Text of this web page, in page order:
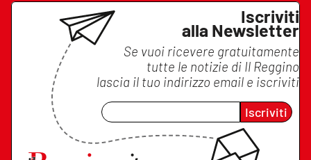
Iscriviti
alla Newsletter
Se vuoi ricevere gratuitamente
tutte le notizie di Il Reggino
lascia il tuo indirizzo email e iscriviti
Iscriviti